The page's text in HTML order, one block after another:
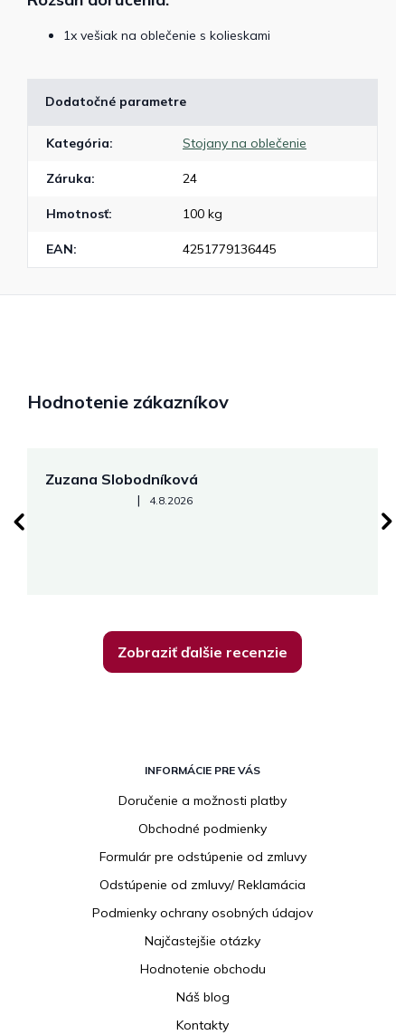
1x vešiak na oblečenie s kolieskami
Dodatočné parametre
Kategória: Stojany na oblečenie
Záruka: 24
Hmotnosť: 100 kg
EAN: 4251779136445
Hodnotenie zákazníkov
Zuzana Slobodníková
Hodnotenie obchodu je 5 z 5 hviezdičiek.
| 4.8.2026
Zobraziť ďalšie recenzie
INFORMÁCIE PRE VÁS
Doručenie a možnosti platby
Obchodné podmienky
Formulár pre odstúpenie od zmluvy
Odstúpenie od zmluvy/ Reklamácia
Podmienky ochrany osobných údajov
Najčastejšie otázky
Hodnotenie obchodu
Náš blog
Kontakty